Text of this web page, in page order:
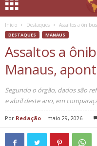
Início Destaques Assaltos a
DESTAQUES MANAUS
Assaltos a
Manaus,
Segundo o órgão, dados são
e abril deste ano, em
Por Redação - maio 29, 2026